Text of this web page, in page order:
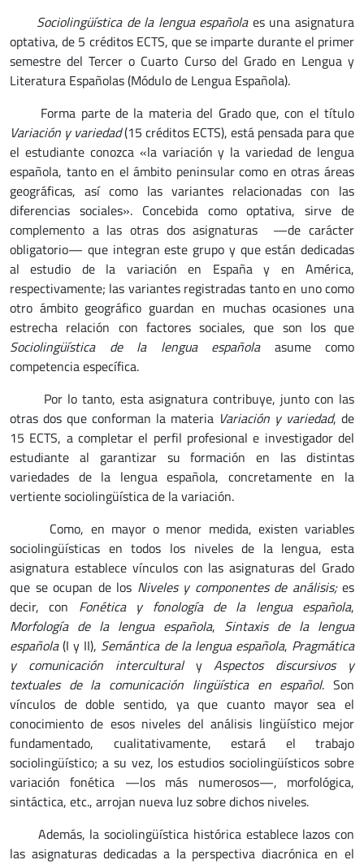
Sociolingüística de la lengua española es una asignatura
optativa, de 5 créditos ECTS, que se imparte durante el primer
semestre del Tercer o Cuarto Curso del Grado en Lengua y
Literatura Españolas (Módulo de Lengua Española).
Forma parte de la materia del Grado que, con el título
Variación y variedad(15 créditos ECTS), está pensada para que
el estudiante conozca «la variación y la variedad de lengua
española, tanto en el ámbito peninsular como en otras áreas
geográficas, así como las variantes relacionadas con las
diferencias sociales». Concebida como optativa, sirve de
complemento a las otras dos asignaturas —de carácter
obligatorio— que integran este grupo y que están dedicadas
al estudio de la variación en España y en América,
respectivamente; las variantes registradas tanto en uno como
otro ámbito geográfico guardan en muchas ocasiones una
estrecha relación con factores sociales, que son los que
Sociolingüística de la lengua españolaasume como
competencia específica.
Por lo tanto, esta asignatura contribuye, junto con las
otras dos que conforman la materia Variación y variedad, de
15 ECTS, a completar el perfil profesional e investigador del
estudiante al garantizar su formación en las distintas
variedades de la lengua española, concretamente en la
vertiente sociolingüística de la variación.
Como, en mayor o menor medida, existen variables
sociolingüísticas en todos los niveles de la lengua, esta
asignatura establece vínculos con las asignaturas del Grado
que se ocupan de los Niveles y componentes de análisis;es
decir, con Fonética y fonología de la lengua española,
Morfología de la lengua española, Sintaxis de la lengua
española(I y II), Semántica de la lengua española, Pragmática
y comunicación interculturalyAspectos discursivos y
textuales de la comunicación lingüística en español. Son
vínculos de doble sentido, ya que cuanto mayor sea el
conocimiento de esos niveles del análisis lingüístico mejor
fundamentado, cualitativamente, estará el trabajo
sociolingüístico; a su vez, los estudios sociolingüísticos sobre
variación fonética —los más numerosos—, morfológica,
sintáctica, etc., arrojan nueva luz sobre dichos niveles.
Además, la sociolingüística histórica establece lazos con
las asignaturas dedicadas a la perspectiva diacrónica en el